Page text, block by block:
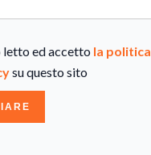
letto ed accetto la politica
su questo sito